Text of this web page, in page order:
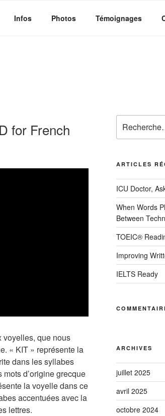
Infos Photos Témoignages
for French
voyelles, que nous
« KIT » représente la
dans les syllabes
d’origine grecque
la voyelle dans ce
accentuées avec la
lettres.
pour
:
ARTICLES
ICU Doctor,
When Words
Between
TOEIC®
Improving
IELTS Ready
ARCHIVES
juillet 2025
avril 2025
octobre 2024